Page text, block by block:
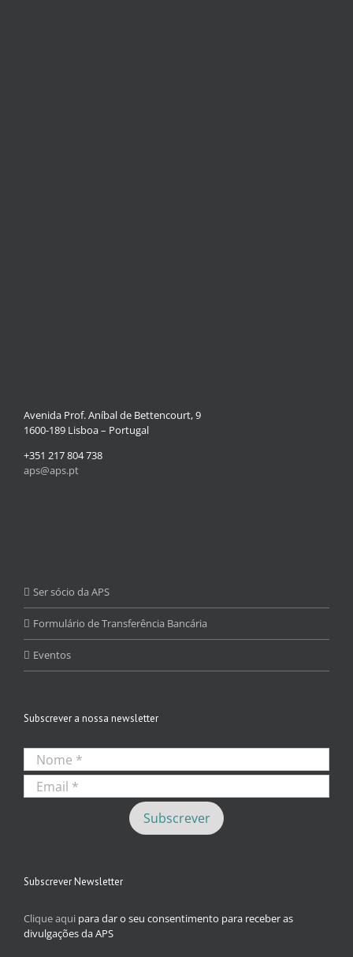
Avenida Prof. Aníbal de Bettencourt, 9
1600-189 Lisboa – Portugal
+351 217 804 738
aps@aps.pt
Ser sócio da APS
Formulário de Transferência Bancária
Eventos
Subscrever a nossa newsletter
Subscrever Newsletter
Clique aqui para dar o seu consentimento para receber as
divulgações da APS